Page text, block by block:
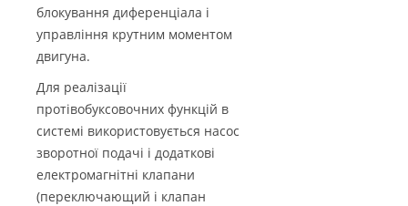
блокування диференціала і
управління крутним моментом
двигуна.
Для реалізації
протівобуксовочних функцій в
системі використовується насос
зворотної подачі і додаткові
електромагнітні клапани
(переключающий і клапан